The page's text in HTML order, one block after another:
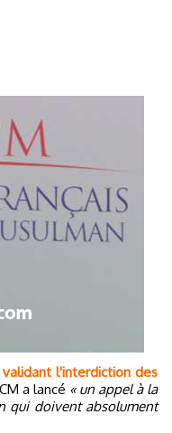
l'interdiction des
a lancé « un appel à la
qui doivent absolument